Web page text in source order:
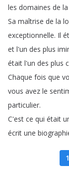
les domaines de la
Sa maîtrise de la
exceptionnelle. Il
et l'un des plus
était l'un des plus
Chaque fois que
vous avez le
particulier.
C'est ce qui était
écrit une
1